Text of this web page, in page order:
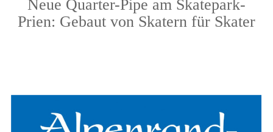
Neue Quarter-Pipe am Skatepark-
Prien: Gebaut von Skatern für Skater